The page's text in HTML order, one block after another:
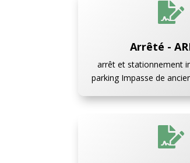

Arrêté -
arrêt et stationnement
parking Impasse de
